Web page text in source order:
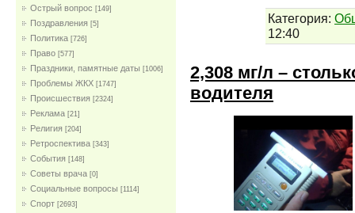
Острый вопрос [149]
Поздравления [5]
Политика [726]
Право [577]
Праздники, памятные даты [1006]
Проблемы ЖКХ [1747]
Проиcшествия [2324]
Реклама [21]
Религия [204]
Ретроспектива [343]
События [148]
Советы врача [0]
Социальные вопросы [1114]
Спорт [2693]
Категория:
12:40
2,308 мг/л –
водителя